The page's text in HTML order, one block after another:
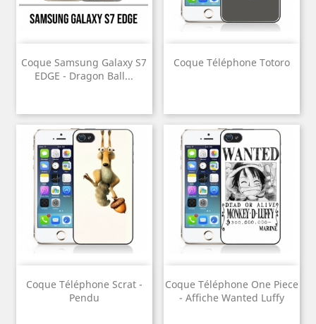
Coque Samsung Galaxy S7
EDGE - Dragon Ball...
Coque Téléphone Totoro
Coque Téléphone Scrat -
Pendu
Coque Téléphone One Piece
- Affiche Wanted Luffy